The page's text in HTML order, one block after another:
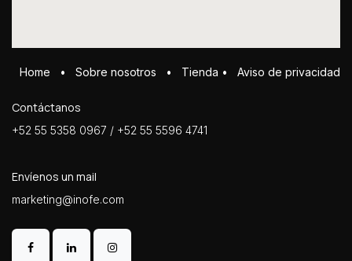
Home • Sobre ​n​osotros • Tienda • Aviso de privacidad
Contáctanos
+52 55 5358 0967 / +52 55 5596 4741
Envíenos un mail
marketing@inofe.com